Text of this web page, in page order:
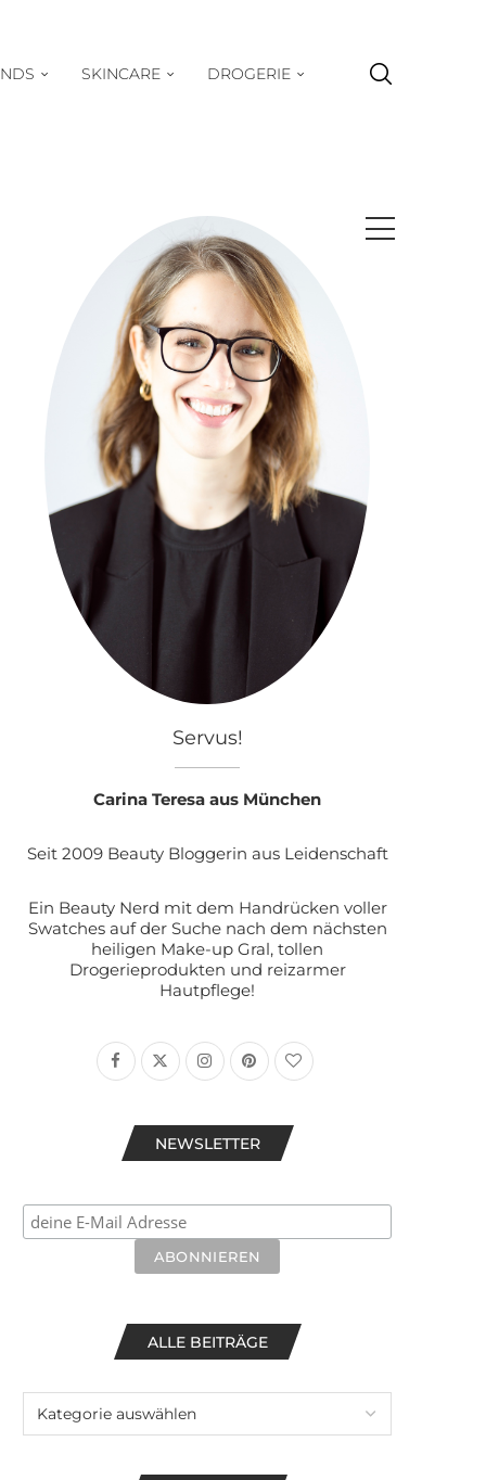
SKINCARE DROGERIE
Servus!
Carina Teresa aus München
Seit 2009 Beauty Bloggerin aus Leidenschaft
Ein Beauty Nerd mit dem Handrücken voller
Swatches auf der Suche nach dem nächsten
heiligen Make-up Gral, tollen
Drogerieprodukten und reizarmer
Hautpflege!
NEWSLETTER
ALLE BEITRÄGE